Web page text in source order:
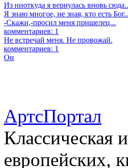
Из ниоткуда я вернулась вновь
Я знаю многое, не зная, кто есть
-Скажи,-просил меня пришелец...
комментариев: 1
Не встречай меня. Не провожай.
комментариев: 1
Он
АртсПортал
Классическая
европейских,